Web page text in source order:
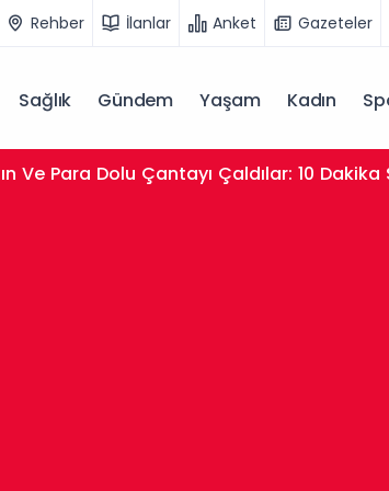
Rehber İlanlar Anket Gazeteler
Sağlık Gündem Yaşam Kadın